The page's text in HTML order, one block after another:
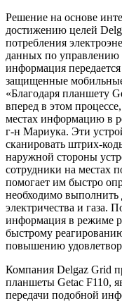
Решение на основе
достижению целей
потребления
данных по управлению
информация
защищенные
«Благодаря планшету
вперед в этом
местах информацию в
г-н Мариука. Эти
сканировать штрих-
наружной стороны
сотрудники на местах
помогает им быстро
необходимо выполнить
электричества и газа.
информация в режиме
быстрому
повышению
Компания Delgaz Grid
планшеты Getac F110,
передачи подобной